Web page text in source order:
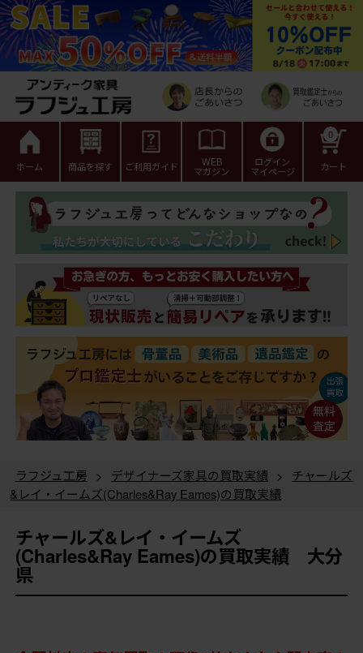
ホーム 商品を探す ご利用ガイド WEB
マガジン
ログイン
マイページ カート
0
ラフジュ工房 > デザイナーズ家具の買取実績 >
チャールズ
&レイ・イームズ(Charles&Ray Eames)の買取実績
チャールズ&レイ・イームズ
(Charles&Ray Eames)の買取実績 大分
県